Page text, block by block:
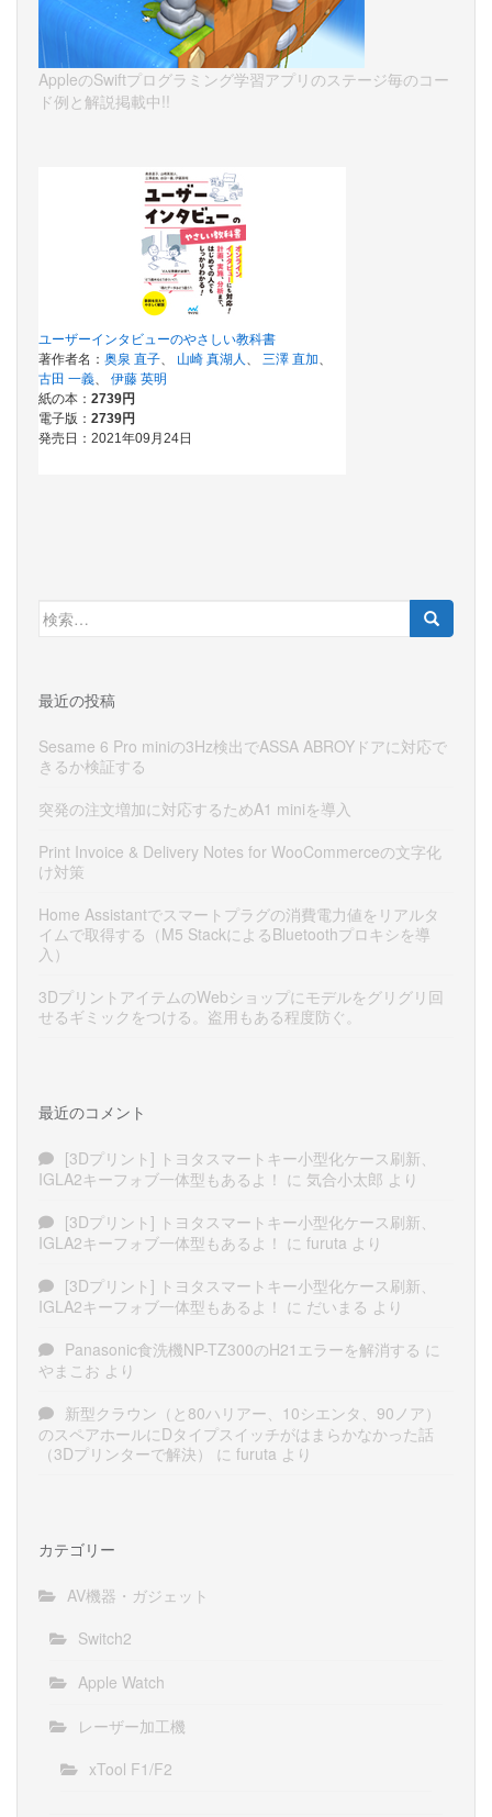
AppleのSwiftプログラミング学習アプリのステージ毎のコー
ド例と解説掲載中!!
検
索:
最近の投稿
Sesame 6 Pro miniの3Hz検出でASSA ABROYドアに対応で
きるか検証する
突発の注文増加に対応するためA1 miniを導入
Print Invoice & Delivery Notes for WooCommerceの文字化
け対策
Home Assistantでスマートプラグの消費電力値をリアルタ
イムで取得する（M5 StackによるBluetoothプロキシを導
入）
3DプリントアイテムのWebショップにモデルをグリグリ回
せるギミックをつける。盗用もある程度防ぐ。
最近のコメント
[3Dプリント] トヨタスマートキー小型化ケース刷新、
IGLA2キーフォブ一体型もあるよ！ に 気合小太郎 より
[3Dプリント] トヨタスマートキー小型化ケース刷新、
IGLA2キーフォブ一体型もあるよ！ に furuta より
[3Dプリント] トヨタスマートキー小型化ケース刷新、
IGLA2キーフォブ一体型もあるよ！ に だいまる より
Panasonic食洗機NP-TZ300のH21エラーを解消する に
やまこお より
新型クラウン（と80ハリアー、10シエンタ、90ノア）
のスペアホールにDタイプスイッチがはまらかなかった話
（3Dプリンターで解決）
に furuta より
カテゴリー
AV機器・ガジェット
Switch2
Apple Watch
レーザー加工機
xTool F1/F2